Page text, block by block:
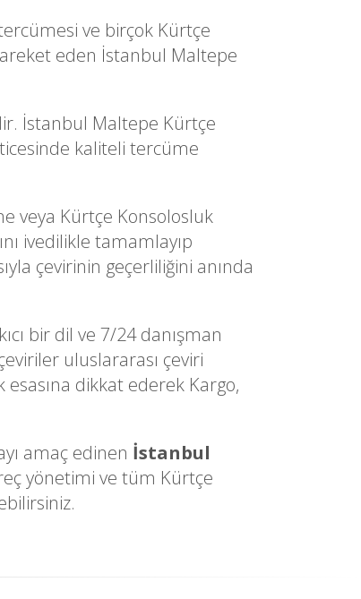
ve birçok Kürtçe
eden İstanbul Maltepe
İstanbul Maltepe Kürtçe
kaliteli tercüme
veya Kürtçe Konsolosluk
ivedilikle tamamlayıp
çevirinin geçerliliğini anında
bir dil ve 7/24 danışman
uluslararası çeviri
esasına dikkat ederek Kargo,
amaç edinen İstanbul
yönetimi ve tüm Kürtçe